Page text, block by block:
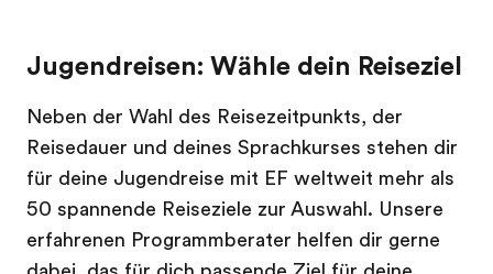
Jugendreisen: Wähle dein Reiseziel
Neben der Wahl des Reisezeitpunkts, der
Reisedauer und deines Sprachkurses stehen dir
für deine Jugendreise mit EF weltweit mehr als
50 spannende Reiseziele zur Auswahl. Unsere
erfahrenen Programmberater helfen dir gerne